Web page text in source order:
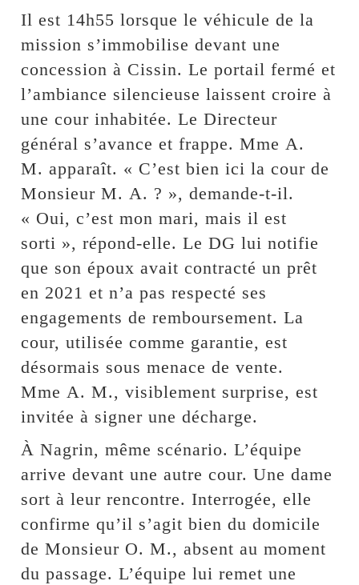
Il est 14h55 lorsque le véhicule de la
mission s’immobilise devant une
concession à Cissin. Le portail fermé et
l’ambiance silencieuse laissent croire à
une cour inhabitée. Le Directeur
général s’avance et frappe. Mme A.
M. apparaît. « C’est bien ici la cour de
Monsieur M. A. ? », demande-t-il.
« Oui, c’est mon mari, mais il est
sorti », répond-elle. Le DG lui notifie
que son époux avait contracté un prêt
en 2021 et n’a pas respecté ses
engagements de remboursement. La
cour, utilisée comme garantie, est
désormais sous menace de vente.
Mme A. M., visiblement surprise, est
invitée à signer une décharge.
À Nagrin, même scénario. L’équipe
arrive devant une autre cour. Une dame
sort à leur rencontre. Interrogée, elle
confirme qu’il s’agit bien du domicile
de Monsieur O. M., absent au moment
du passage. L’équipe lui remet une